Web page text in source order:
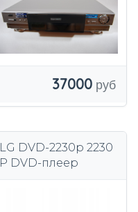
37000
LG DVD-2230p 2230
P DVD-плеер